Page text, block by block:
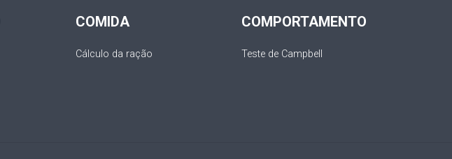
COMIDA
Cálculo da ração
COMPORTAMENTO
Teste de Campbell